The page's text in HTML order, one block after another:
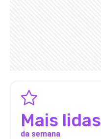
Mais lidas
da semana